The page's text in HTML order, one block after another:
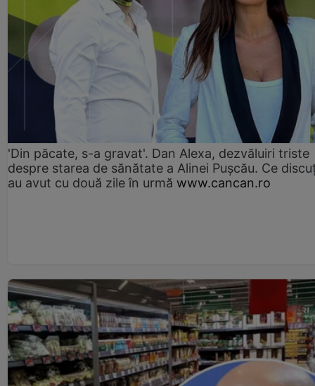
'Din păcate, s-a gravat'. Dan Alexa, dezvăluiri triste
despre starea de sănătate a Alinei Pușcău. Ce
au avut cu două zile în urmă www.cancan.ro